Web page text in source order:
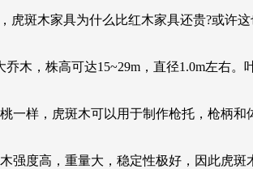
斑木家具为什么比红木家具还贵?或许
木，株高可达15~29m，直径1.0m左右
一样，虎斑木可以用于制作枪托，枪柄
强度高，重量大，稳定性极好，因此虎